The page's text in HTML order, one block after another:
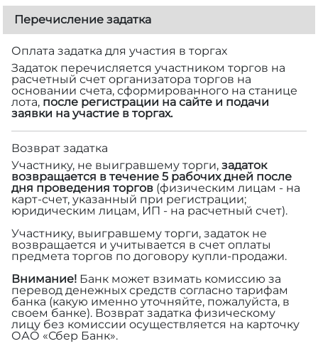
Перечисление задатка
Оплата задатка для участия в торгах
Задаток перечисляется участником торгов на
расчетный счет организатора торгов на
основании счета, сформированного на станице
лота, после регистрации на сайте и подачи
заявки на участие в торгах.
Возврат задатка
Участнику, не выигравшему торги, задаток
возвращается в течение 5 рабочих дней после
дня проведения торгов (физическим лицам - на
карт-счет, указанный при регистрации;
юридическим лицам, ИП - на расчетный счет).
Участнику, выигравшему торги, задаток не
возвращается и учитывается в счет оплаты
предмета торгов по договору купли-продажи.
Внимание! Банк может взимать комиссию за
перевод денежных средств согласно тарифам
банка (какую именно уточняйте, пожалуйста, в
своем банке). Возврат задатка физическому
лицу без комиссии осуществляется на карточку
ОАО «Сбер Банк».